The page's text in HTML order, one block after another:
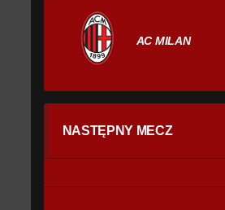
AC MILAN
STATYSTYKI
0%
NASTĘPNY MECZ